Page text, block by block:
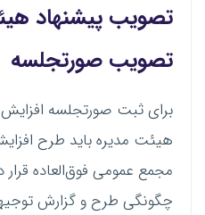
تصویب پیشنهاد
تصویب صورتجلسه
برای ثبت صورتجلسه
هیئت مدیره باید طرح
مجمع عمومی فوق‌العاده
چگونگی طرح و گزارش